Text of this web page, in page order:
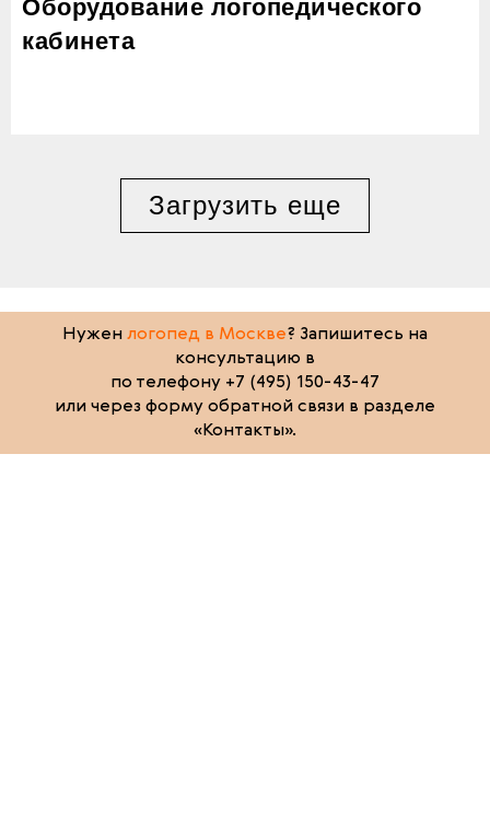
Оборудование логопедического
кабинета
Загрузить еще
Нужен логопед в Москве? Запишитесь на
консультацию в
по телефону +7 (495) 150-43-47
или через форму обратной связи в разделе
«Контакты».